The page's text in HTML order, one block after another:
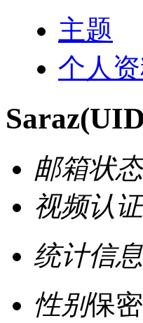
主题
个人
Saraz
邮箱状态
视频认证
统计信息
性别保密